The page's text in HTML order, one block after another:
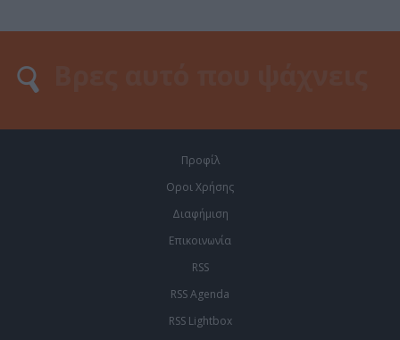
Προφίλ
Οροι Χρήσης
Διαφήμιση
Επικοινωνία
RSS
RSS Agenda
RSS Lightbox